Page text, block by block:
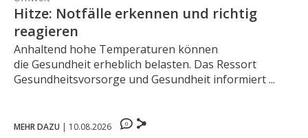
Hitze: Notfälle erkennen und richtig
reagieren
Anhaltend hohe Temperaturen können
die Gesundheit erheblich belasten. Das Ressort
Gesundheitsvorsorge und Gesundheit informiert ...
MEHR DAZU | 10.08.2026 0